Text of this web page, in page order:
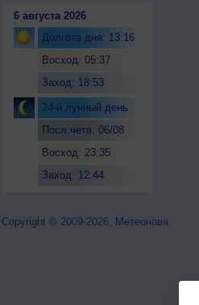
6 августа 2026
Долгота дня: 13:16
Восход: 05:37
Заход: 18:53
24-й лунный день
Посл.четв. 06/08
Восход: 23:35
Заход: 12:44
Copyright © 2009-2026, Метеонова